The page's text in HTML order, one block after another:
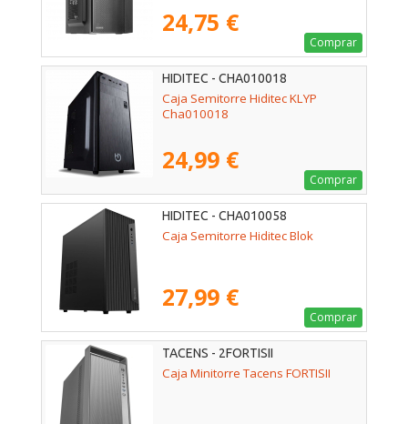
24,75 €
Comprar
HIDITEC - CHA010018
Caja Semitorre Hiditec KLYP
Cha010018
24,99 €
Comprar
HIDITEC - CHA010058
Caja Semitorre Hiditec Blok
27,99 €
Comprar
TACENS - 2FORTISII
Caja Minitorre Tacens FORTISII